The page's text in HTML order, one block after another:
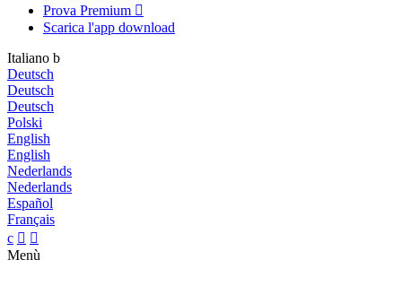
Prova Premium 
Scarica l'app download
Italiano b
Deutsch
Deutsch
Deutsch
Polski
English
English
Nederlands
Nederlands
Español
Français
c  
Menù